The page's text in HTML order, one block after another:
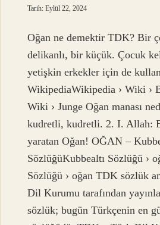
Tarih: Eylül 22, 2024
Oğan ne demektir TDK? Bir
delikanlı, bir küçük. Çocuk
yetişkin erkekler için de
WikipediaWikipedia › Wiki ›
Wiki › Junge Oğan manası
kudretli, kudretli. 2. I. Allah:
yaratan Oğan! OĞAN –
SözlüğüKubbealtı Sözlüğü ›
Sözlüğü › oğan TDK sözlük
Dil Kurumu tarafından
sözlük; bugün Türkçenin en